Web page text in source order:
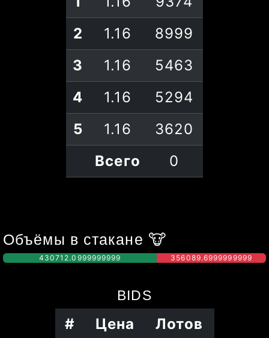
2
1.16
8999
3
1.16
5463
4
1.16
5294
5
1.16
3620
Всего
0
Объёмы в стакане 🐮
430712.0999999999 356089.6999999999
BIDS
# Цена
Лотов